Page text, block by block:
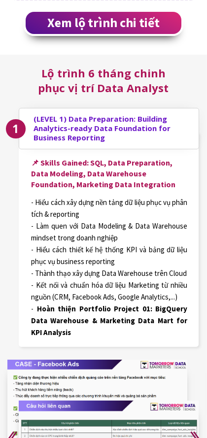
Xem lộ trình chi tiết
📌 Skills Gained: SQL, Data Preparation,
Data Modeling, Data Warehouse
Foundation, Marketing Data Integration
- Hiểu cách xây dựng nền tảng dữ liệu phục vụ phân
tích & reporting
- Làm quen với Data Modeling & Data Warehouse
mindset trong doanh nghiệp
- Hiểu cách thiết kế hệ thống KPI và bảng dữ liệu
phục vụ business reporting
- Thành thạo xây dựng Data Warehouse trên Cloud
- Kết nối và chuẩn hóa dữ liệu Marketing từ nhiều
nguồn (CRM, Facebook Ads, Google Analytics,...)
- Hoàn thiện Portfolio Project 01: BigQuery
Data Warehouse & Marketing Data Mart for
KPI Analysis
(LEVEL 1) Data Preparation: Building
Analytics-ready Data Foundation for
Business Reporting
1
Lộ trình 6 tháng chinh
phục vị trí Data Analyst